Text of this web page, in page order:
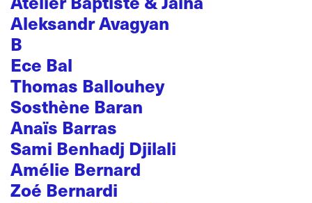
Aleksandr Avagyan
B
Ece Bal
Thomas Ballouhey
Sosthène Baran
Anaïs Barras
Sami Benhadj Djilali
Amélie Bernard
Zoé Bernardi